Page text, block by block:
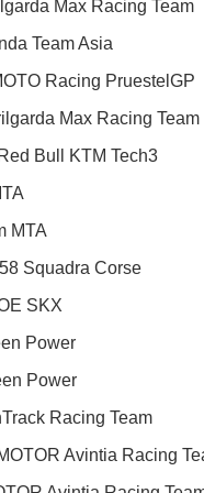
Max Racing Team
Team Asia
Racing PruestelGP
Max Racing Team
Bull KTM Tech3
MTA
Squadra Corse
SKX
Power
Power
Racing Team
Avintia Racing